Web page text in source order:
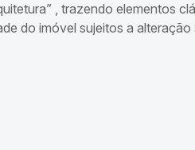
, trazendo elementos
do imóvel sujeitos a